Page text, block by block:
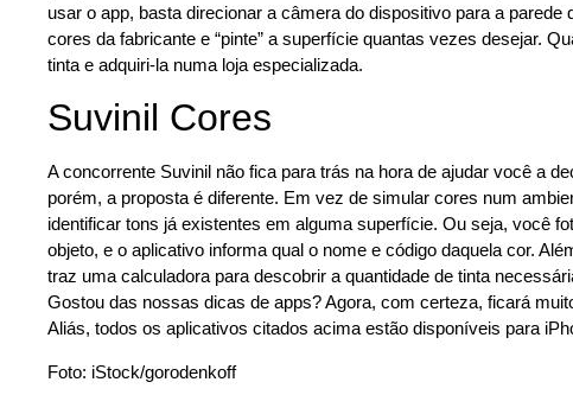
usar o app, basta direcionar a câmera do dispositivo para a
cores da fabricante e “pinte” a superfície quantas vezes desejar.
tinta e adquiri-la numa loja especializada.
Suvinil Cores
A concorrente Suvinil não fica para trás na hora de ajudar você a
porém, a proposta é diferente. Em vez de simular cores num
identificar tons já existentes em alguma superfície. Ou seja, você
objeto, e o aplicativo informa qual o nome e código daquela cor.
traz uma calculadora para descobrir a quantidade de tinta
Gostou das nossas dicas de apps? Agora, com certeza, ficará
Aliás, todos os aplicativos citados acima estão disponíveis para
Foto: iStock/gorodenkoff